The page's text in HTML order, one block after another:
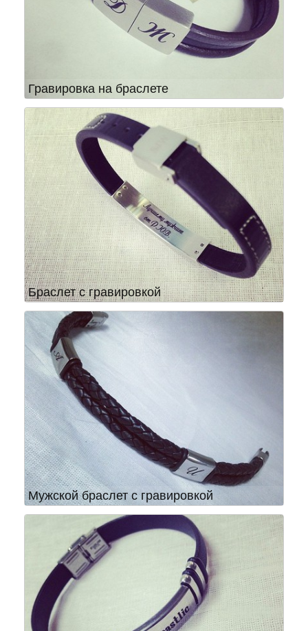
Гравировка на браслете
Браслет с гравировкой
Мужской браслет с гравировкой